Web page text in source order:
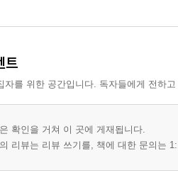
트
자를 위한 공간입니다. 독자들에게 전하
확인을 거쳐 이 곳에 게재됩니다.
리뷰는 리뷰 쓰기를, 책에 대한 문의는